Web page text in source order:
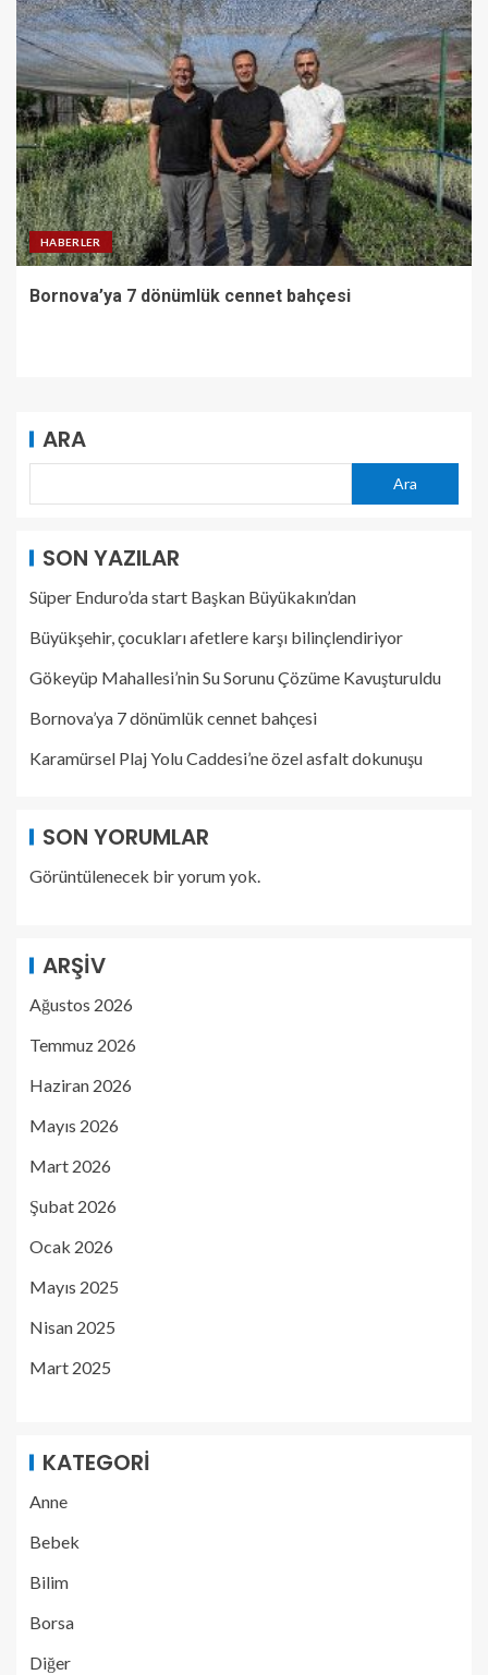
HABERLER
Bornova’ya 7 dönümlük cennet bahçesi
ARA
Ara
SON YAZILAR
Süper Enduro’da start Başkan Büyükakın’dan
Büyükşehir, çocukları afetlere karşı bilinçlendiriyor
Gökeyüp Mahallesi’nin Su Sorunu Çözüme Kavuşturuldu
Bornova’ya 7 dönümlük cennet bahçesi
Karamürsel Plaj Yolu Caddesi’ne özel asfalt dokunuşu
SON YORUMLAR
Görüntülenecek bir yorum yok.
ARŞIV
Ağustos 2026
Temmuz 2026
Haziran 2026
Mayıs 2026
Mart 2026
Şubat 2026
Ocak 2026
Mayıs 2025
Nisan 2025
Mart 2025
KATEGORI
Anne
Bebek
Bilim
Borsa
Diğer